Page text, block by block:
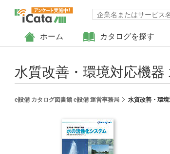
ホーム カタログを探す
水質改善・環境対応機
e設備 カタログ図書館 e設備 運営事務局 水質改善・環